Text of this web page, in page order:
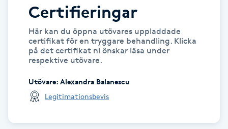
Hälsprickor
Idrottsmassage
IPL hårborttagning
Certifieringar
Här kan du öppna utövares uppladdade
certifikat för en tryggare behandling. Klicka
på det certifikat ni önskar läsa under
respektive utövare.
Utövare: Alexandra Balanescu
Legitimationsbevis